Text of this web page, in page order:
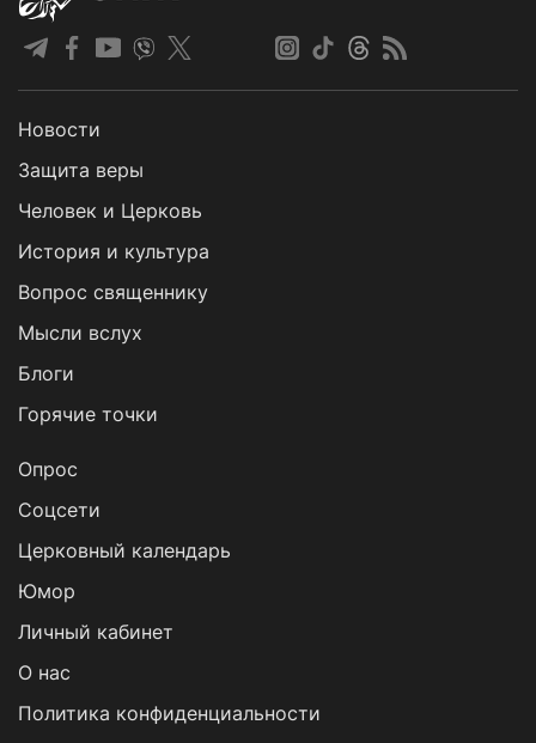
Новости
Защита веры
Человек и Церковь
История и культура
Вопрос священнику
Мысли вслух
Блоги
Горячие точки
Опрос
Cоцсети
Церковный календарь
Юмор
Личный кабинет
О нас
Политика конфиденциальности